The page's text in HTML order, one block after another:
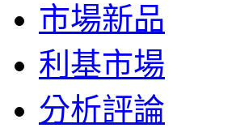
市場新品
利基市場
分析評論